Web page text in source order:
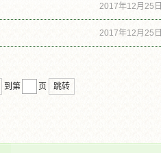
2017年12月25日
2017年12月25日
到第 页 跳转